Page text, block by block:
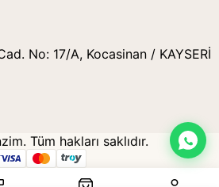
No: 17/A, Kocasinan / KAYSERİ
Tüm hakları saklıdır.